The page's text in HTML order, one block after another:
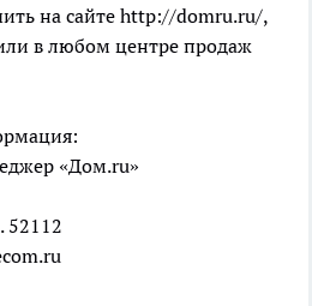
на сайте http://domru.ru/,
в любом центре продаж
«Дом.ru»
52112